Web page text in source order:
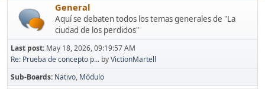
General
Aquí se debaten todos los temas generales de "La
ciudad de los perdidos"
Last post: May 18, 2026, 09:19:57 AM
Re: Prueba de concepto p... byVictionMartell
Sub-Boards Nativo Módulo